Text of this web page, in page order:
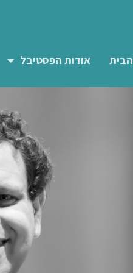
אודות הפסטיבל